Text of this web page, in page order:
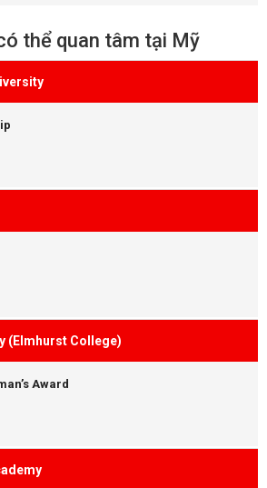
thể quan tâm tại Mỹ
(Elmhurst College)
Award